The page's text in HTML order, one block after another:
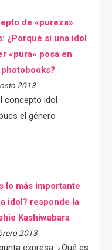
de «pureza»
¿Porqué si una idol
«pura» posa en
2013
concepto idol
el género
lo más importante
idol? responde la
Kashiwabara
2013
expresa: ¿Qué es